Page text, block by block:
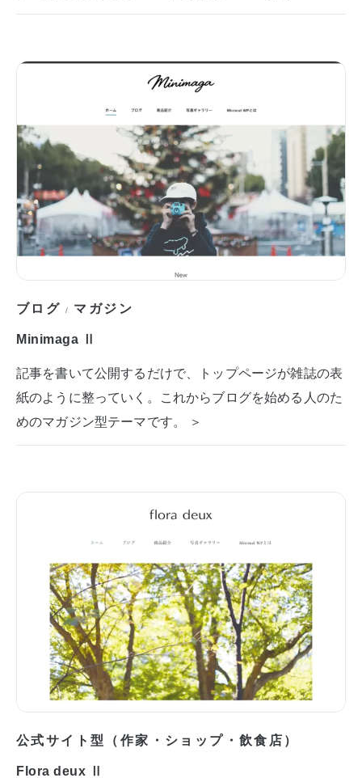
ブログ / マガジン
Minimaga Ⅱ
記事を書いて公開するだけで、トップページが雑誌の表
紙のように整っていく。これからブログを始める人のた
めのマガジン型テーマです。 ＞
公式サイト型（作家・ショップ・飲食店）
Flora deux Ⅱ